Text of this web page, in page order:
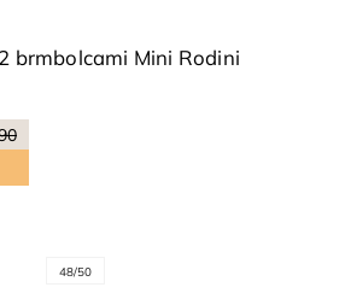
brmbolcami Mini Rodini
48/50